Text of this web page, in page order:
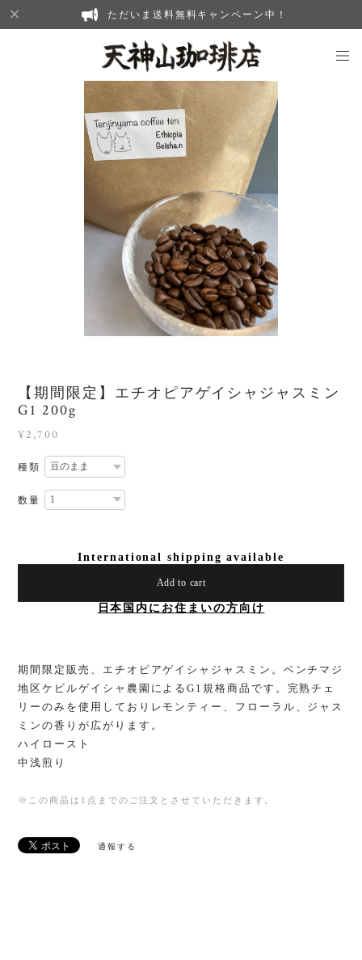
ただいま送料無料キャンペーン中！
【期間限定】エチオピアゲイシャジャスミン
G1 200g
¥2,700
種類
数量
International shipping available
Add to cart
日本国内にお住まいの方向け
期間限定販売、エチオピアゲイシャジャスミン。ベンチマジ
地区ケビルゲイシャ農園によるG1規格商品です。完熟チェ
リーのみを使用しておりレモンティー、フローラル、ジャス
ミンの香りが広がります。
ハイロースト
中浅煎り
※この商品は1点までのご注文とさせていただきます。
通報する